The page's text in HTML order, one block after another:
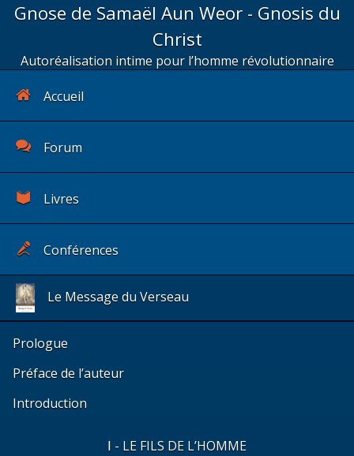
Gnose de Samaël Aun Weor - Gnosis du
Christ
Autoréalisation intime pour l’homme révolutionnaire
Accueil
Forum
Livres
Conférences
Le Message du Verseau
Prologue
Préface de l’auteur
Introduction
Ⅰ - LE FILS DE L’HOMME